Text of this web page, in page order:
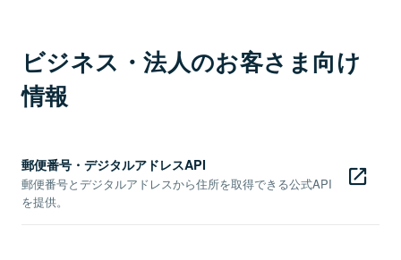
ビジネス・法人のお客さま向け
情報
郵便番号・デジタルアドレスAPI
郵便番号とデジタルアドレスから住所を取得できる公式API
を提供。